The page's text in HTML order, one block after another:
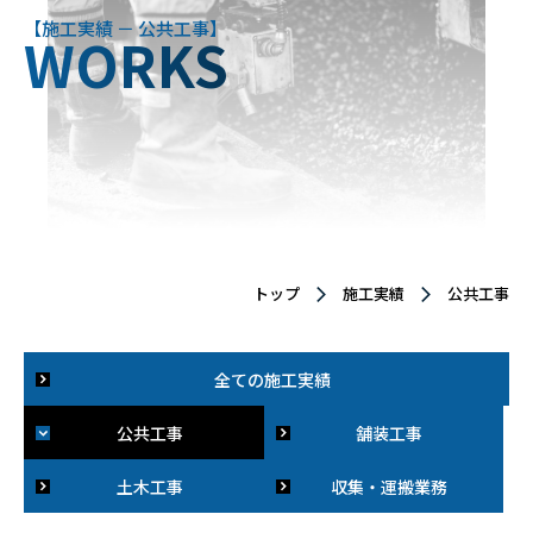
施工実績 － 公共工事
WORKS
トップ 施工実績 公共工事
全ての施工実績
公共工事 舗装工事
土木工事 収集・運搬業務